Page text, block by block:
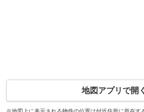
地図アプリで開く